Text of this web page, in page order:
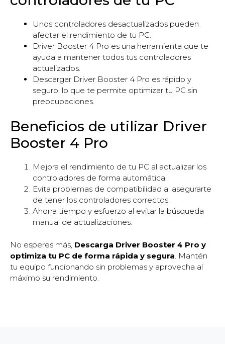
Unos controladores desactualizados pueden
afectar el rendimiento de tu PC.
Driver Booster 4 Pro es una herramienta que te
ayuda a mantener todos tus controladores
actualizados.
Descargar Driver Booster 4 Pro es rápido y
seguro, lo que te permite optimizar tu PC sin
preocupaciones.
Beneficios de utilizar Driver
Booster 4 Pro
Mejora el rendimiento de tu PC al actualizar los
controladores de forma automática.
Evita problemas de compatibilidad al asegurarte
de tener los controladores correctos.
Ahorra tiempo y esfuerzo al evitar la búsqueda
manual de actualizaciones.
No esperes más, Descarga Driver Booster 4 Pro y
optimiza tu PC de forma rápida y segura . Mantén
tu equipo funcionando sin problemas y aprovecha al
máximo su rendimiento.